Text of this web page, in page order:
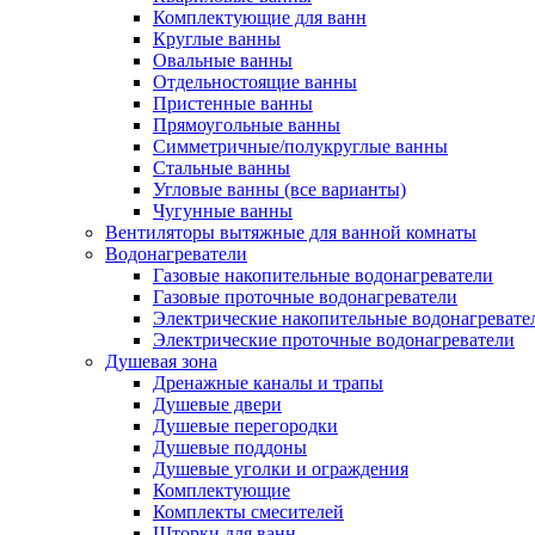
Комплектующие для ванн
Круглые ванны
Овальные ванны
Отдельностоящие ванны
Пристенные ванны
Прямоугольные ванны
Симметричные/полукруглые ванны
Стальные ванны
Угловые ванны (все варианты)
Чугунные ванны
Вентиляторы вытяжные для ванной комнаты
Водонагреватели
Газовые накопительные водонагреватели
Газовые проточные водонагреватели
Электрические накопительные
Электрические проточные водонагреватели
Душевая зона
Дренажные каналы и трапы
Душевые двери
Душевые перегородки
Душевые поддоны
Душевые уголки и ограждения
Комплектующие
Комплекты смесителей